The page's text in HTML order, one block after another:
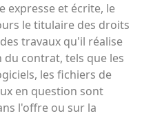
expresse et écrite, le
le titulaire des droits
travaux qu'il réalise
du contrat, tels que les
les fichiers de
en question sont
l'offre ou sur la